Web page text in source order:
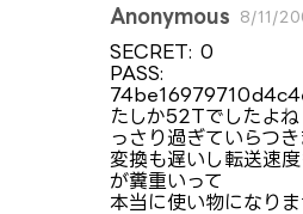
Anonymous 8/11/
SECRET: 0
PASS:
たしか52Tでしたよ
っさり過ぎていらつき
変換も遅いし転送速
が糞重いって
本当に使い物になりま